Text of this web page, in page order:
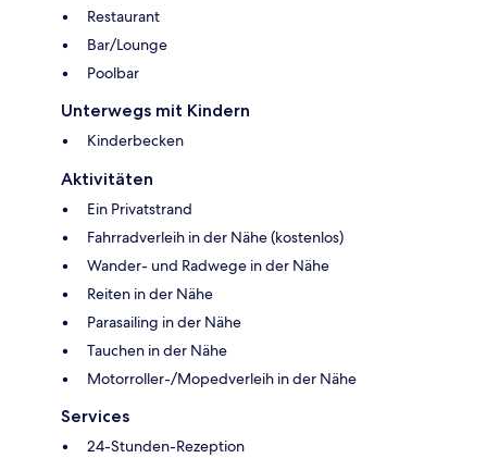
Restaurant
Bar/Lounge
Poolbar
Unterwegs mit Kindern
Kinderbecken
Aktivitäten
Ein Privatstrand
Fahrradverleih in der Nähe (kostenlos)
Wander- und Radwege in der Nähe
Reiten in der Nähe
Parasailing in der Nähe
Tauchen in der Nähe
Motorroller-/Mopedverleih in der Nähe
Services
24-Stunden-Rezeption